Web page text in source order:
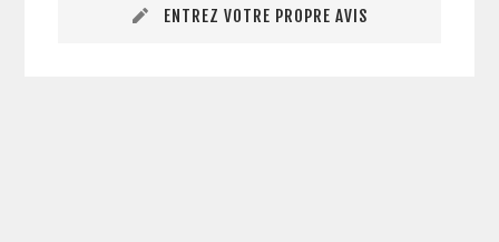
ENTREZ VOTRE PROPRE AVIS